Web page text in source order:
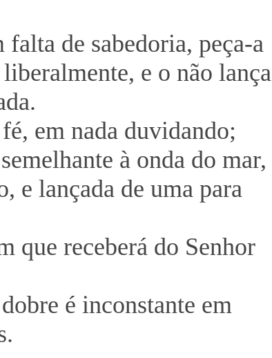
de sabedoria, peça-a
e o não lança
em nada duvidando;
à onda do mar,
e lançada de uma para
que receberá do Senhor
é inconstante em